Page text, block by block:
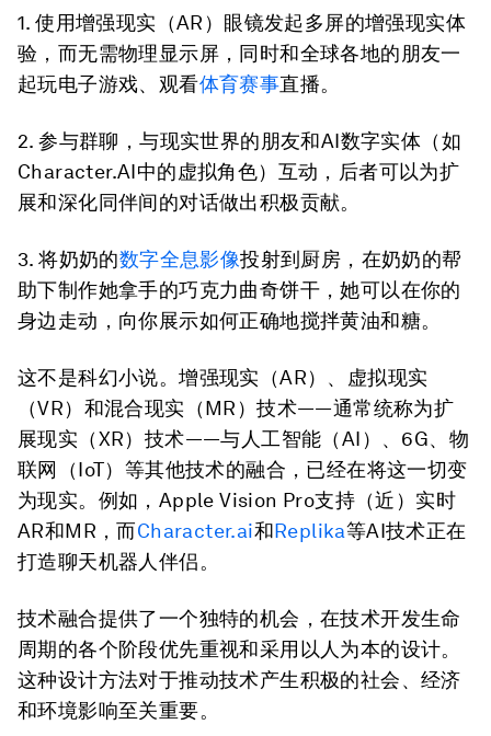
1. 使用增强现实（AR）眼镜发起多屏的增强现实体
验，而无需物理显示屏，同时和全球各地的朋友一
起玩电子游戏、观看体育赛事直播。
2. 参与群聊，与现实世界的朋友和AI数字实体（如
Character.AI中的虚拟角色）互动，后者可以为扩
展和深化同伴间的对话做出积极贡献。
3. 将奶奶的数字全息影像投射到厨房，在奶奶的帮
助下制作她拿手的巧克力曲奇饼干，她可以在你的
身边走动，向你展示如何正确地搅拌黄油和糖。
这不是科幻小说。增强现实（AR）、虚拟现实
（VR）和混合现实（MR）技术——通常统称为扩
展现实（XR）技术——与人工智能（AI）、6G、物
联网（IoT）等其他技术的融合，已经在将这一切变
为现实。例如，Apple Vision Pro支持（近）实时
AR和MR，而Character.ai和Replika等AI技术正在
打造聊天机器人伴侣。
技术融合提供了一个独特的机会，在技术开发生命
周期的各个阶段优先重视和采用以人为本的设计。
这种设计方法对于推动技术产生积极的社会、经济
和环境影响至关重要。